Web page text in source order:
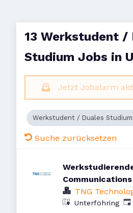
13 Werkstudent /
Studium Jobs in
Jetzt Jobalarm
Werkstudent / Duales Studium
Suche zurücksetzen
TNG
Unterföhring